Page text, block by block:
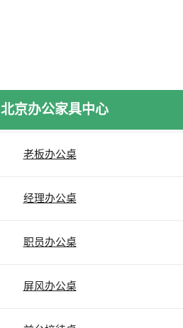
北京办公家具中心
老板办公桌
经理办公桌
职员办公桌
屏风办公桌